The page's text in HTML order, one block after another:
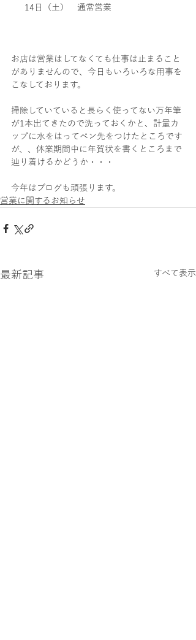
14日（土）　通常営業
お店は営業はしてなくても仕事は止まること
がありませんので、今日もいろいろな用事を
こなしております。
掃除していていると長らく使ってない万年筆
が1本出てきたので洗っておくかと、計量カ
ップに水をはってペン先をつけたところです
が、、休業期間中に年賀状を書くところまで
辿り着けるかどうか・・・
今年はブログも頑張ります。
営業に関するお知らせ
最新記事 すべて表示